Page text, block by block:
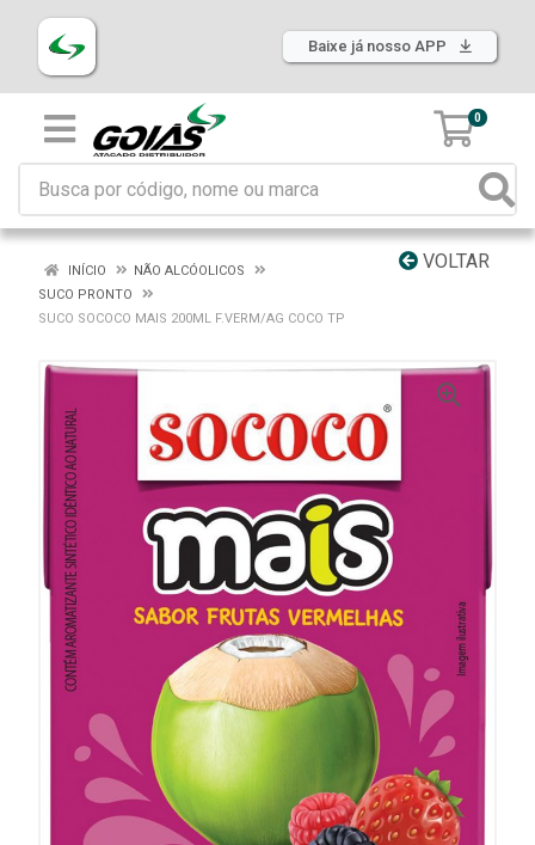
Baixe já nosso APP
0
VOLTAR
INÍCIO
NÃO ALCÓOLICOS
SUCO PRONTO
SUCO SOCOCO MAIS 200ML F.VERM/AG COCO TP